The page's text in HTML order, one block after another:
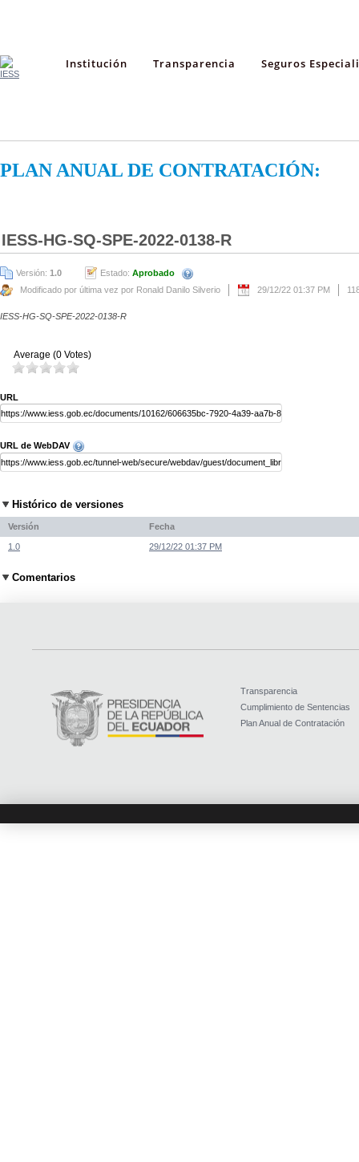
Institución Transparencia Seguros
PLAN ANUAL DE CONTRATACIÓN:
IESS-HG-SQ-SPE-2022-0138-R
Versión: 1.0 Estado: Aprobado
Modificado por última vez por Ronald Danilo Silverio
29/12/22 01:37 PM
IESS-HG-SQ-SPE-2022-0138-R
Average (0 Votes)
URL
URL de WebDAV
Histórico de versiones
Versión Fecha
1.0 29/12/22 01:37 PM
Comentarios
Transparencia
Cumplimiento de Sentencias
Plan Anual de Contratación